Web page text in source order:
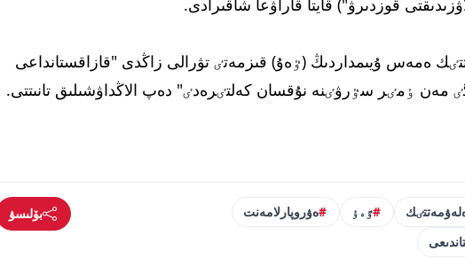
ەمەس ۇيىمداردىڭ (ٷەۇ) قىزمەتٸ تۋرالى زاڭدى "قازاقستانداعى
مەن ٶمٸر سٷرۋٸنە نۇقسان كەلتٸرەدٸ" دەپ الاڭداۋشىلىق تانىتتى.
ٷەۇ
ەۋروپارلامەنت
بۆلىسۋ